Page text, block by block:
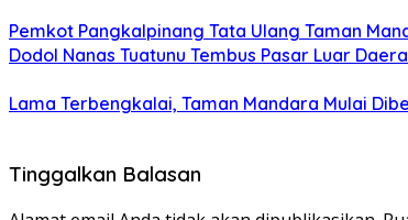
Pemkot Pangkalpinang Tata Ulang Taman
Dodol Nanas Tuatunu Tembus Pasar Luar
Lama Terbengkalai, Taman Mandara Mulai
Tinggalkan Balasan